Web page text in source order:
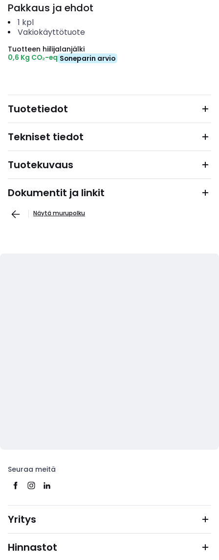
Pakkaus ja ehdot
1 kpl
Vakiokäyttötuote
Tuotteen hiilijalanjälki
0,6 Kg CO₂-eq Soneparin arvio
Tuotetiedot
Tekniset tiedot
Tuotekuvaus
Dokumentit ja linkit
Näytä murupolku
Seuraa meitä
Yritys
Hinnastot